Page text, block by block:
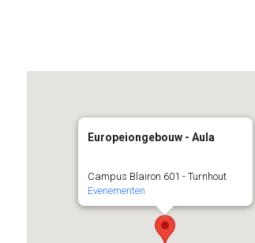
Europeiongebouw - Aula
Campus Blairon 601 - Turnhout
Evenementen